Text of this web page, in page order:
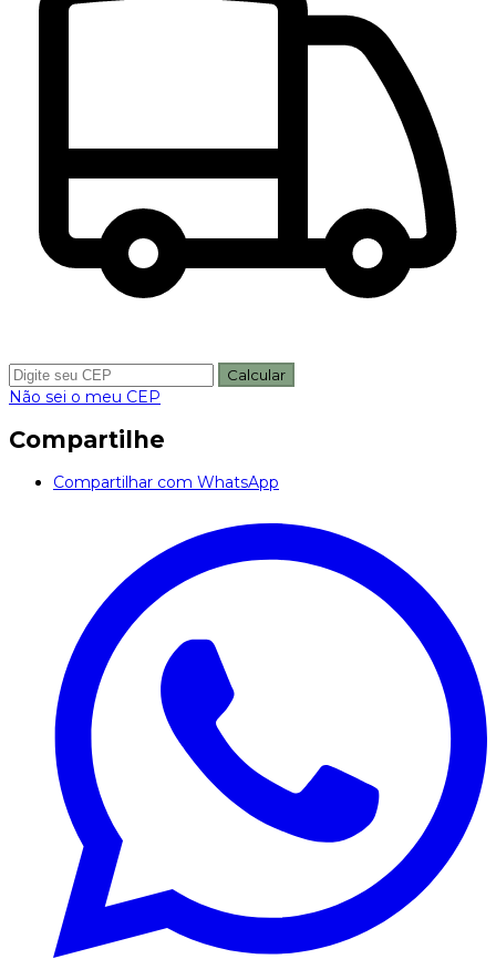
Calcular
Não sei o meu CEP
Compartilhe
Compartilhar com WhatsApp